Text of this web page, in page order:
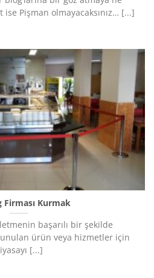
ise Pişman olmayacaksınız… [...]
Firması Kurmak
başarılı bir şekilde
ürün veya hizmetler için
[...]